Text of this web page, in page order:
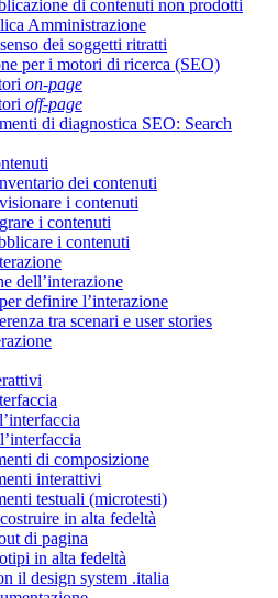
di contenuti non prodotti
Amministrazione
dei soggetti ritratti
per i motori di ricerca (SEO)
on-page
off-page
di diagnostica SEO: Search
dei contenuti
i contenuti
i contenuti
i contenuti
dell’interazione
definire l’interazione
tra scenari e user stories
di composizione
interattivi
testuali (microtesti)
in alta fedeltà
di pagina
in alta fedeltà
il design system .italia